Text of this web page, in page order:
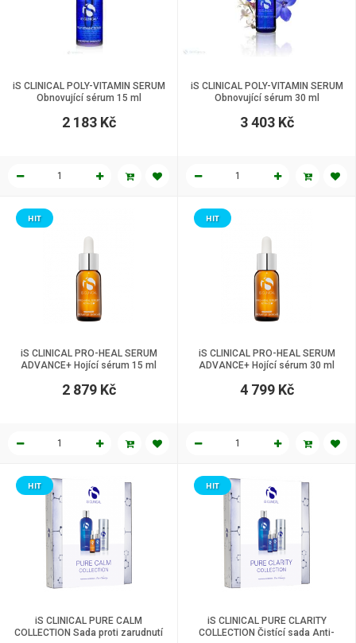
iS CLINICAL POLY-VITAMIN SERUM
Obnovující sérum 15 ml
2 183 Kč
iS CLINICAL POLY-VITAMIN SERUM
Obnovující sérum 30 ml
3 403 Kč
iS CLINICAL PRO-HEAL SERUM
ADVANCE+ Hojící sérum 15 ml
HIT
2 879 Kč
iS CLINICAL PRO-HEAL SERUM
ADVANCE+ Hojící sérum 30 ml
HIT
4 799 Kč
iS CLINICAL PURE CALM
COLLECTION Sada proti zarudnutí
HIT
iS CLINICAL PURE CLARITY
COLLECTION Čistící sada Anti-
HIT